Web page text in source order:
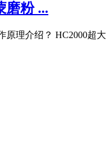
磨粉 ...
理介绍？ HC2000